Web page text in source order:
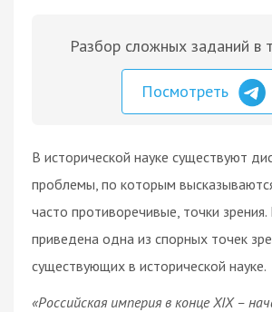
Разбор сложных заданий в
Посмотреть
В исторической науке существуют
проблемы, по которым
часто противоречивые, точки
приведена одна из спорных точек
существующих в исторической науке.
«Российская империя в конце XIX –